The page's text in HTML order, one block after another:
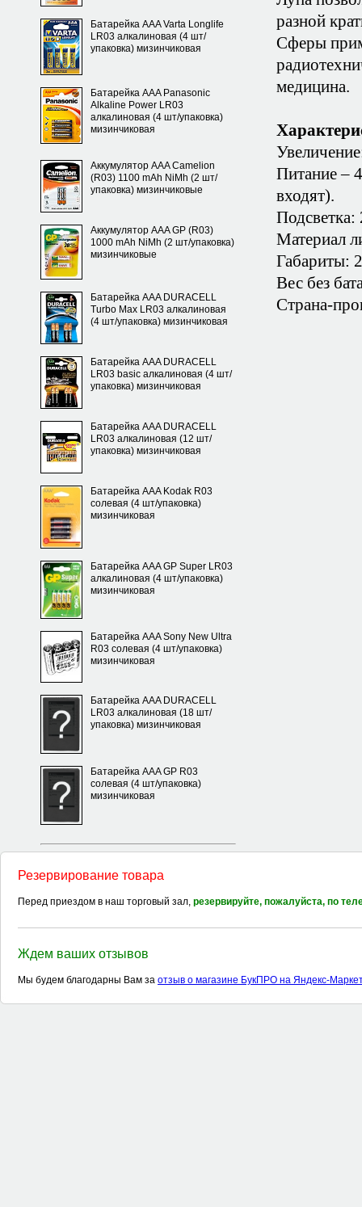
Батарейка AAA Varta Longlife
LR03 алкалиновая (4 шт/
упаковка) мизинчиковая
Батарейка AAA Panasonic
Alkaline Power LR03
алкалиновая (4 шт/упаковка)
мизинчиковая
Аккумулятор AAA Camelion
(R03) 1100 mAh NiMh (2 шт/
упаковка) мизинчиковые
Аккумулятор AAA GP (R03)
1000 mAh NiMh (2 шт/упаковка)
мизинчиковые
Батарейка AAA DURACELL
Turbo Max LR03 алкалиновая
(4 шт/упаковка) мизинчиковая
Батарейка AAA DURACELL
LR03 basic алкалиновая (4 шт/
упаковка) мизинчиковая
Батарейка AAA DURACELL
LR03 алкалиновая (12 шт/
упаковка) мизинчиковая
Батарейка AAA Kodak R03
солевая (4 шт/упаковка)
мизинчиковая
Батарейка AAA GP Super LR03
алкалиновая (4 шт/упаковка)
мизинчиковая
Батарейка AAA Sony New Ultra
R03 солевая (4 шт/упаковка)
мизинчиковая
Батарейка AAA DURACELL
LR03 алкалиновая (18 шт/
упаковка) мизинчиковая
Батарейка AAA GP R03
солевая (4 шт/упаковка)
мизинчиковая
разной
Сферы
медицина.
Питание –
входят).
Подсветка:
Материал
Габариты:
Вес без
Страна-
Резервирование товара
Перед приездом в наш торговый зал, резервируйте, пожалуйста, по
Ждем ваших отзывов
Мы будем благодарны Вам за отзыв о магазине БукПРО на Яндекс-